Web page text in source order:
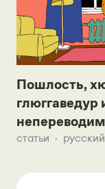
Пошлость,
глюггаведур
статьи